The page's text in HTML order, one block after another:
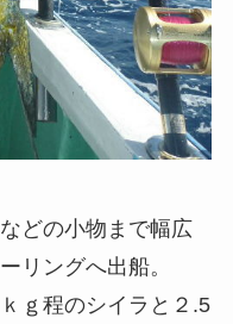
どの小物まで幅広
リングへ出船。
ｇ程のシイラと２.5